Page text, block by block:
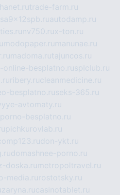
trade-farm.ru
autodamp.ru
nv750.rux-ton.ru
modopaper.ru manunae.ru
madoma.rutajuncos.ru
online-besplatno.rusplclub.ru
ribery.rucleanmedicine.ru
besplatno.ruseks-365.ru
avtomaty.ru
porno-besplatno.ru
pichkurovlab.ru
don-ykt.ru
domashnee-porno.ru
doska.ru metropoltravel.ru
media.ru rostotsky.ru
zaryna.rucasinotablet.ru